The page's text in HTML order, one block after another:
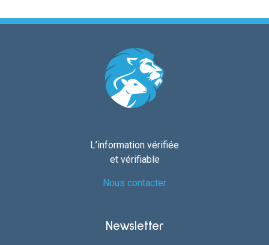
L’information vérifiée
et vérifiable
Nous contacter
Newsletter